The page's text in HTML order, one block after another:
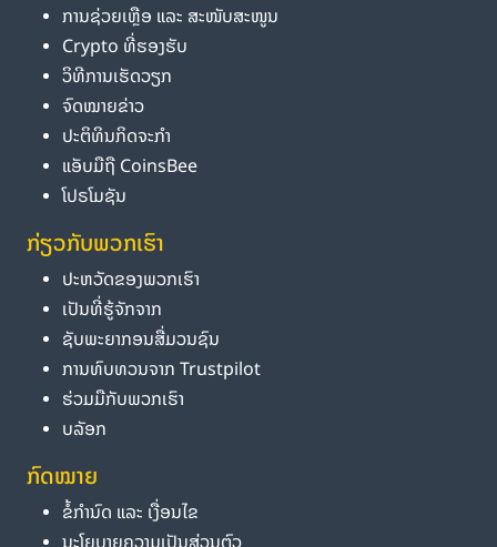
ການຊ່ວຍເຫຼືອ ແລະ ສະໜັບສະໜູນ
Crypto ທີ່ຮອງຮັບ
ວິທີການເຮັດວຽກ
ຈົດໝາຍຂ່າວ
ປະຕິທິນກິດຈະກຳ
ແອັບມືຖື CoinsBee
ໂປຣໂມຊັນ
ກ່ຽວກັບພວກເຮົາ
ປະຫວັດຂອງພວກເຮົາ
ເປັນທີ່ຮູ້ຈັກຈາກ
ຊັບພະຍາກອນສື່ມວນຊົນ
ການທົບທວນຈາກ Trustpilot
ຮ່ວມມືກັບພວກເຮົາ
ບລັອກ
ກົດໝາຍ
ຂໍ້ກຳນົດ ແລະ ເງື່ອນໄຂ